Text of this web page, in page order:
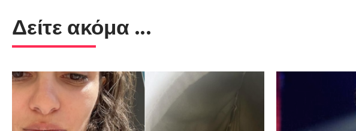
Δείτε ακόμα ...